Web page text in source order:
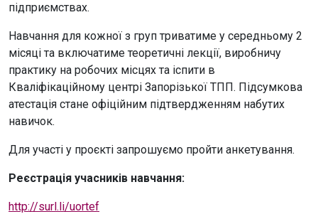
підприємствах.
Навчання для кожної з груп триватиме у середньому 2
місяці та включатиме теоретичні лекції, виробничу
практику на робочих місцях та іспити в
Кваліфікаційному центрі Запорізької ТПП. Підсумкова
атестація стане офіційним підтвердженням набутих
навичок.
Для участі у проєкті запрошуємо пройти анкетування.
Реєстрація учасників навчання:
http://surl.li/uortef